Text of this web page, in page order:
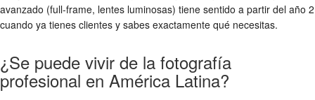
avanzado (full-frame, lentes luminosas) tiene sentido a partir del año 2
cuando ya tienes clientes y sabes exactamente qué necesitas.
¿Se puede vivir de la fotografía
profesional en América Latina?